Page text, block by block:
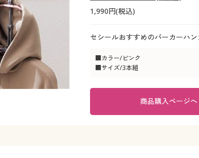
1,990円(税込)
セシールおすすめのパーカーハ
■カラー/ピンク
■サイズ/3本組
商品購入ページへ